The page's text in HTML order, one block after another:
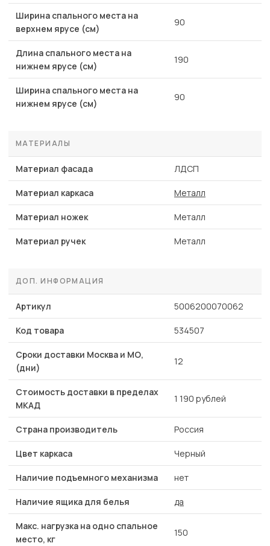
Ширина спального места на
верхнем ярусе (см)
90
Длина спального места на
нижнем ярусе (см)
190
Ширина спального места на
нижнем ярусе (см)
90
МАТЕРИАЛЫ
Материал фасада ЛДСП
Материал каркаса Металл
Материал ножек Металл
Материал ручек Металл
ДОП. ИНФОРМАЦИЯ
Артикул 5006200070062
Код товара 534507
Сроки доставки Москва и МО,
(дни)
12
Стоимость доставки в пределах
МКАД
1 190 рублей
Страна производитель Россия
Цвет каркаса Черный
Наличие подъемного механизма нет
Наличие ящика для белья да
Макс. нагрузка на одно спальное
место, кг
150